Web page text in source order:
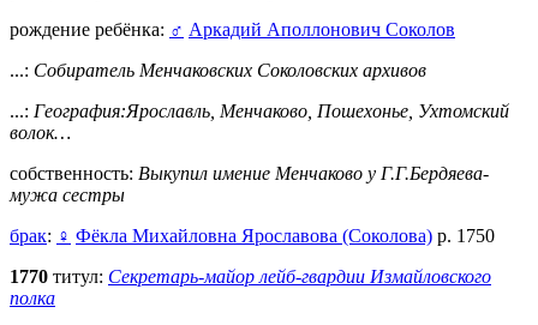
рождение ребёнка: ♂ Аркадий Аполлонович Соколов
...: Собиратель Менчаковских Соколовских архивов
...: География:Ярославль, Менчаково, Пошехонье, Ухтомский
волок…
собственность: Выкупил имение Менчаково у Г.Г.Бердяева-
мужа сестры
брак: ♀ Фёкла Михайловна Ярославова (Соколова) р. 1750
1770 титул: Секретарь-майор лейб-гвардии Измайловского
полка